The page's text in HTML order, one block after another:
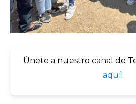
Únete a nuestro canal de
aquí!